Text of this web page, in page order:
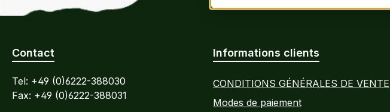
Contact
Tel: +49 (0)6222-388030
Fax: +49 (0)6222-388031
Informations clients
CONDITIONS GÉNÉRALES DE VENTE
Modes de paiement